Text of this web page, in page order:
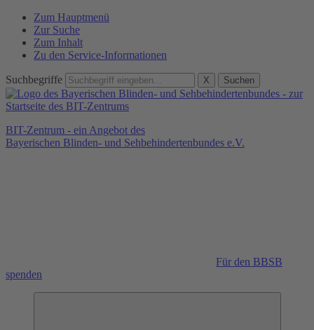
Zum Hauptmenü
Zur Suche
Zum Inhalt
Zu den Service-Informationen
Suchbegriffe X Suchen
BIT-Zentrum - ein Angebot des
Bayerischen Blinden- und Sehbehindertenbundes e.V.
Für den BBSB
spenden